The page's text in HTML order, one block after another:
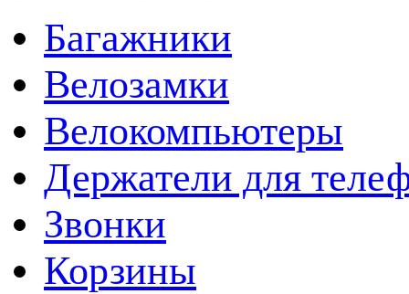
Багажники
Велозамки
Велокомпьютеры
Держатели для
Звонки
Корзины